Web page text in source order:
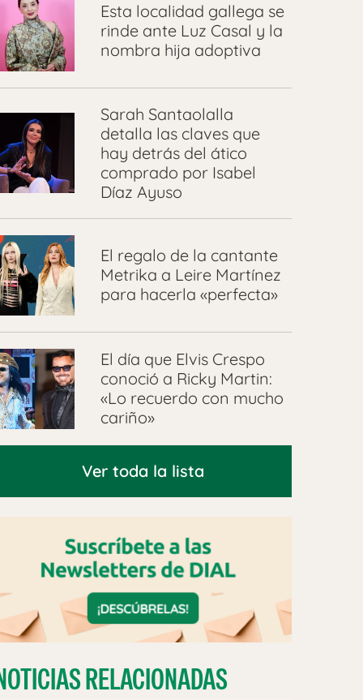
Esta localidad gallega se
rinde ante Luz Casal y la
nombra hija adoptiva
Sarah Santaolalla
detalla las claves que
hay detrás del ático
comprado por Isabel
Díaz Ayuso
El regalo de la cantante
Metrika a Leire Martínez
para hacerla «perfecta»
El día que Elvis Crespo
conoció a Ricky Martin:
«Lo recuerdo con mucho
cariño»
Ver toda la lista
RELACIONADAS